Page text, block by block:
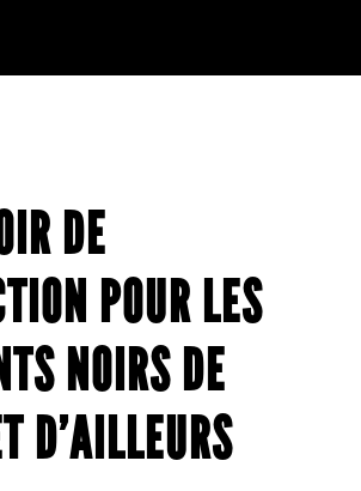
DE
POUR LES
NOIRS DE
D’AILLEURS